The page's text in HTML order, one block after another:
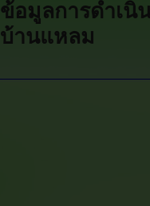
ข้อมูลการดำเนิ
บ้านแหลม